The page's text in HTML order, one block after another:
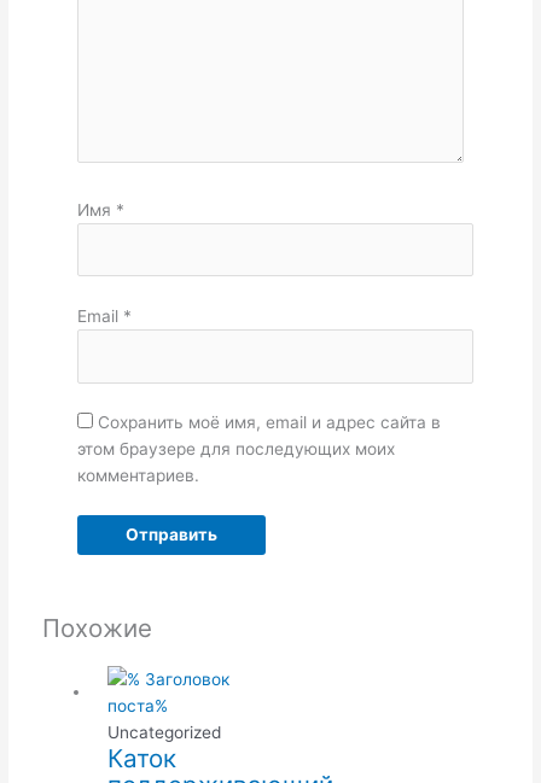
Имя *
Email *
Сохранить моё имя, email и адрес сайта в
этом браузере для последующих моих
комментариев.
Похожие
Uncategorized
Каток